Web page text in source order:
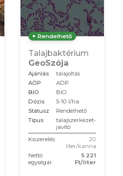
Rendelhető
Talajbaktérium
GeoSzója
Ajánlás
talajoltás
AÖP
AÖP
BIO
BIO
Dózis
5-10 l/ha
Státusz
Rendelhető
Típus
talajszerkezet-
javító
Kiszerelés:
20
liter/kanna
Nettó
egységár:
5 221
Ft/liter